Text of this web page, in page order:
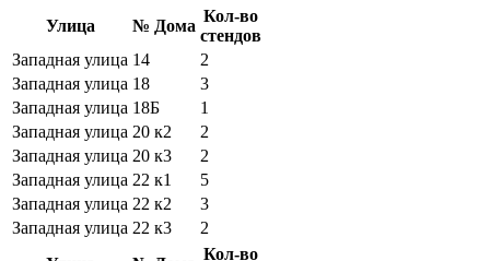
Улица
№ Дома
Кол-во
стендов
Западная улица 14
2
Западная улица 18
3
Западная улица 18Б
1
Западная улица 20 к2
2
Западная улица 20 к3
2
Западная улица 22 к1
5
Западная улица 22 к2
3
Западная улица 22 к3
2
Кол-во